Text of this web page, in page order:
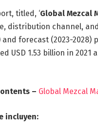
titled, ‘Global Mezcal
distribution channel,
forecast (2023-2028)
USD 1.53 billion in 2021
– Global Mezcal
incluyen: